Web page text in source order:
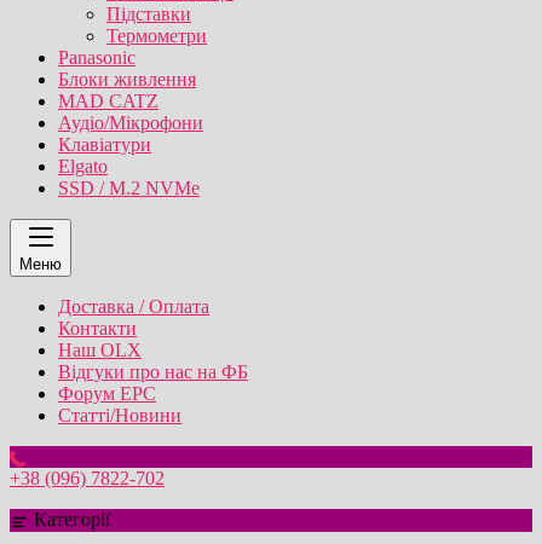
Підставки
Термометри
Panasonic
Блоки живлення
MAD CATZ
Аудіо/Мікрофони
Клавіатури
Elgato
SSD / M.2 NVMe
Меню
Доставка / Оплата
Контакти
Наш OLX
Відгуки про нас на ФБ
Форум EPC
Статті/Новини
+38 (096) 7822-702
Категорії